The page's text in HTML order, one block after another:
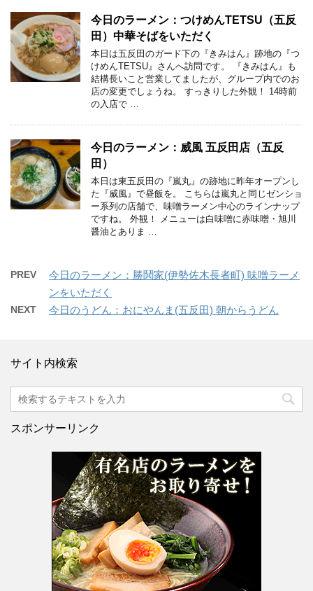
今日のラーメン：つけめんTETSU（五反
田）中華そばをいただく
本日は五反田のガード下の『きみはん』跡地の『つ
けめんTETSU』さんへ訪問です。 『きみはん』も
結構長いこと営業してましたが、グループ内でのお
店の変更でしょうね。 すっきりした外観！ 14時前
の入店で …
今日のラーメン：威風 五反田店（五反
田）
本日は東五反田の『嵐丸』の跡地に昨年オープンし
た『威風』で昼飯を。 こちらは嵐丸と同じゼンショ
ー系列の店舗で、味噌ラーメン中心のラインナップ
ですね。 外観！ メニューは白味噌に赤味噌・旭川
醤油とありま …
PREV
今日のラーメン：勝鬨家(伊勢佐木長者町) 味噌ラーメ
ンをいただく
NEXT 今日のうどん：おにやんま(五反田) 朝からうどん
サイト内検索
スポンサーリンク